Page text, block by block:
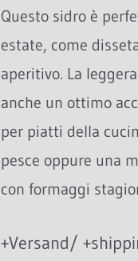
Questo sidro è
estate, come
aperitivo. La
anche un ottimo
per piatti della
pesce oppure una
con formaggi
+Versand/